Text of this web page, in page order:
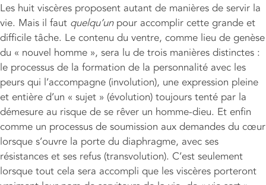
Les huit viscères proposent autant de manières de servir la
vie. Mais il faut quelqu’unpour accomplir cette grande et
difficile tâche. Le contenu du ventre, comme lieu de genèse
du « nouvel homme », sera lu de trois manières distinctes :
le processus de la formation de la personnalité avec les
peurs qui l’accompagne (involution), une expression pleine
et entière d’un « sujet » (évolution) toujours tenté par la
démesure au risque de se rêver un homme-dieu. Et enfin
comme un processus de soumission aux demandes du cœur
lorsque s’ouvre la porte du diaphragme, avec ses
résistances et ses refus (transvolution). C’est seulement
lorsque tout cela sera accompli que les viscères porteront